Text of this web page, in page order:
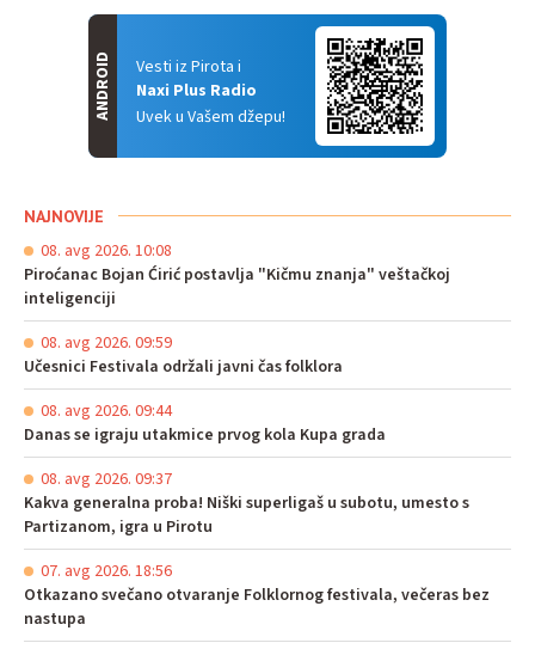
Vesti iz Pirota i
Naxi Plus Radio
Uvek u Vašem džepu!
ANDROID
NAJNOVIJE
08. avg 2026. 10:08
Piroćanac Bojan Ćirić postavlja "Kičmu znanja" veštačkoj
inteligenciji
08. avg 2026. 09:59
Učesnici Festivala održali javni čas folklora
08. avg 2026. 09:44
Danas se igraju utakmice prvog kola Kupa grada
08. avg 2026. 09:37
Kakva generalna proba! Niški superligaš u subotu, umesto s
Partizanom, igra u Pirotu
07. avg 2026. 18:56
Otkazano svečano otvaranje Folklornog festivala, večeras bez
nastupa